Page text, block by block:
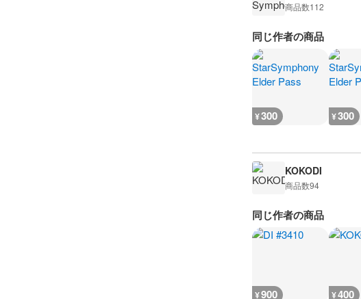
商品数112
同じ作者の商品
¥300 ¥300
KOKODI
商品数94
同じ作者の商品
¥900 ¥400